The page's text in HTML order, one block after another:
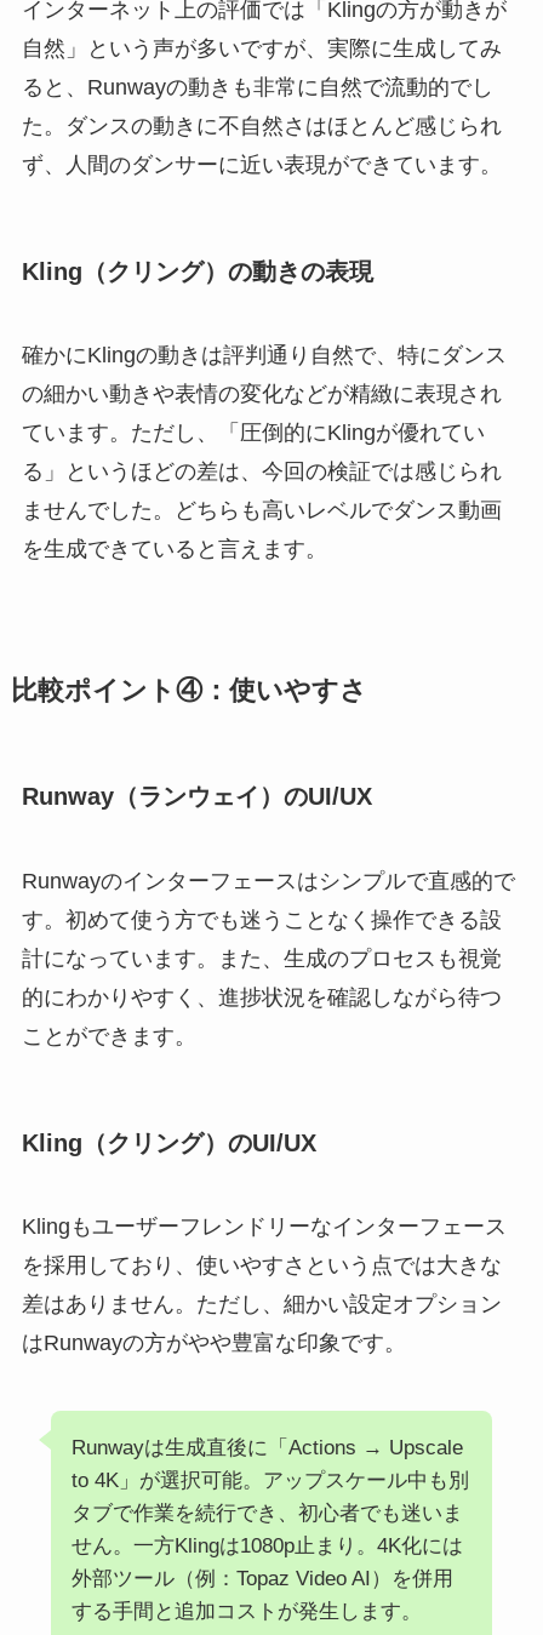
インターネット上の評価では「Klingの方が動きが
自然」という声が多いですが、実際に生成してみ
ると、Runwayの動きも非常に自然で流動的でし
た。ダンスの動きに不自然さはほとんど感じられ
ず、人間のダンサーに近い表現ができています。
Kling（クリング）の動きの表現
確かにKlingの動きは評判通り自然で、特にダンス
の細かい動きや表情の変化などが精緻に表現され
ています。ただし、「圧倒的にKlingが優れてい
る」というほどの差は、今回の検証では感じられ
ませんでした。どちらも高いレベルでダンス動画
を生成できていると言えます。
比較ポイント④：使いやすさ
Runway（ランウェイ）のUI/UX
Runwayのインターフェースはシンプルで直感的で
す。初めて使う方でも迷うことなく操作できる設
計になっています。また、生成のプロセスも視覚
的にわかりやすく、進捗状況を確認しながら待つ
ことができます。
Kling（クリング）のUI/UX
Klingもユーザーフレンドリーなインターフェース
を採用しており、使いやすさという点では大きな
差はありません。ただし、細かい設定オプション
はRunwayの方がやや豊富な印象です。
Runwayは生成直後に「Actions → Upscale
to 4K」が選択可能。アップスケール中も別
タブで作業を続行でき、初心者でも迷いま
せん。一方Klingは1080p止まり。4K化には
外部ツール（例：Topaz Video AI）を併用
する手間と追加コストが発生します。